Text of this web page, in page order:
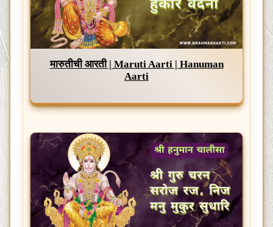
मारुतीची आरती | Maruti Aarti | Hanuman
Aarti